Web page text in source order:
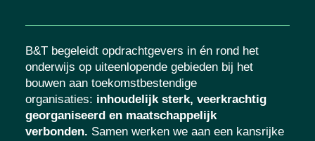
B&T begeleidt opdrachtgevers in én rond het
onderwijs op uiteenlopende gebieden bij het
bouwen aan toekomstbestendige
organisaties: inhoudelijk sterk, veerkrachtig
georganiseerd en maatschappelijk
verbonden. Samen werken we aan een kansrijke